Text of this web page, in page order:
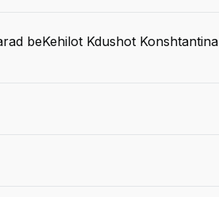
beKehilot Kdushot Konshtantina